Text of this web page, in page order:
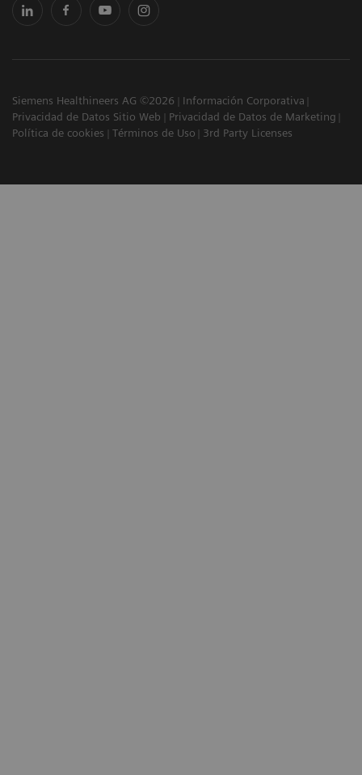
Siemens Healthineers AG ©2026
Información Corporativa
Privacidad de Datos Sitio Web
Privacidad de Datos de Marketing
Política de cookies
Términos de Uso 3rd Party Licenses